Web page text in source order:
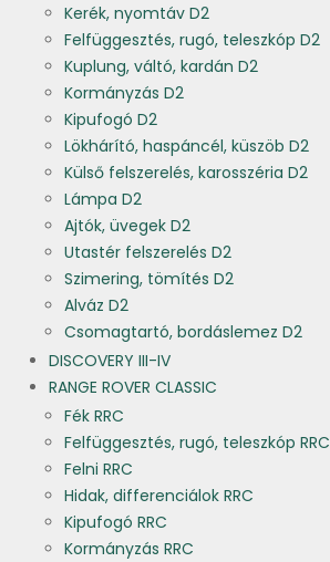
Kerék, nyomtáv D2
Felfüggesztés, rugó, teleszkóp D2
Kuplung, váltó, kardán D2
Kormányzás D2
Kipufogó D2
Lökhárító, haspáncél, küszöb D2
Külső felszerelés, karosszéria D2
Lámpa D2
Ajtók, üvegek D2
Utastér felszerelés D2
Szimering, tömítés D2
Alváz D2
Csomagtartó, bordáslemez D2
DISCOVERY III-IV
RANGE ROVER CLASSIC
Fék RRC
Felfüggesztés, rugó, teleszkóp RRC
Felni RRC
Hidak, differenciálok RRC
Kipufogó RRC
Kormányzás RRC